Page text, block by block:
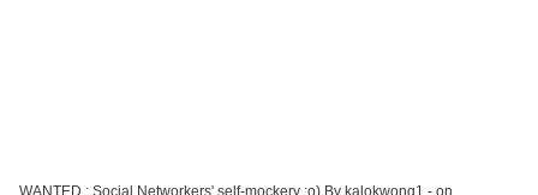
WANTED : Social Networkers' self-mockery ;o) By kalokwong1 - on